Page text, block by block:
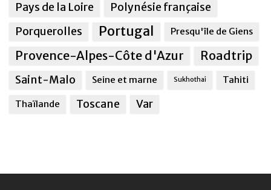
Pays de la Loire
Polynésie française
Porquerolles
Portugal Presqu'île de Giens
Provence-Alpes-Côte d'Azur Roadtrip
Saint-Malo Seine et marne Sukhothai Tahiti
Thaïlande Toscane Var